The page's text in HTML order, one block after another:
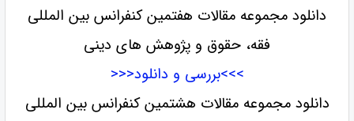
دانلود مجموعه مقالات هفتمین کنفرانس بین المللی
فقه، حقوق و پژوهش های دینی
>>>بررسی و دانلود<<<
دانلود مجموعه مقالات هشتمین کنفرانس بین المللی